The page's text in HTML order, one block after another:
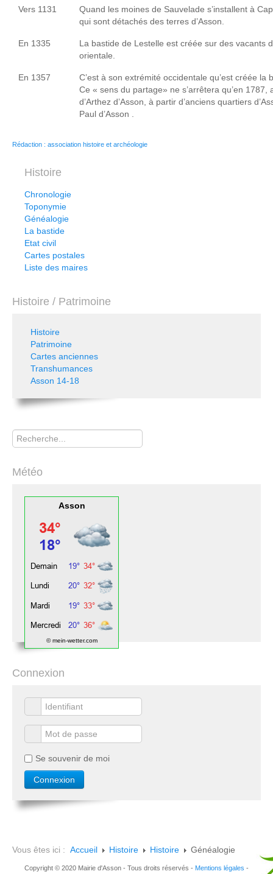
Vers 1131
Quand les moines de Sauvelade s’installent à
qui sont détachés des terres d’Asson.
En 1335
La bastide de Lestelle est créée sur des vacants
orientale.
En 1357
C’est à son extrémité occidentale qu’est créée la
Ce « sens du partage» ne s’arrêtera qu’en 1787,
d’Arthez d’Asson, à partir d’anciens quartiers
Paul d’Asson .
Rédaction : association histoire et archéologie
Histoire
Chronologie
Toponymie
Généalogie
La bastide
Etat civil
Cartes postales
Liste des maires
Histoire / Patrimoine
Histoire
Patrimoine
Cartes anciennes
Transhumances
Asson 14-18
Rechercher
Météo
Asson
© mein-wetter.com
Connexion
Se souvenir de moi
Vous êtes ici : Accueil Histoire Histoire Généalogie
Copyright © 2020 Mairie d'Asson - Tous droits réservés - Mentions légales -